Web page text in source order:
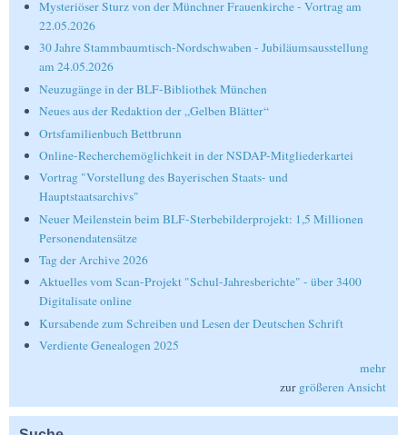
Mysteriöser Sturz von der Münchner Frauenkirche - Vortrag am
22.05.2026
30 Jahre Stammbaumtisch-Nordschwaben - Jubiläumsausstellung
am 24.05.2026
Neuzugänge in der BLF-Bibliothek München
Neues aus der Redaktion der „Gelben Blätter“
Ortsfamilienbuch Bettbrunn
Online-Recherchemöglichkeit in der NSDAP-Mitgliederkartei
Vortrag "Vorstellung des Bayerischen Staats- und
Hauptstaatsarchivs"
Neuer Meilenstein beim BLF-Sterbebilderprojekt: 1,5 Millionen
Personendatensätze
Tag der Archive 2026
Aktuelles vom Scan-Projekt "Schul-Jahresberichte" - über 3400
Digitalisate online
Kursabende zum Schreiben und Lesen der Deutschen Schrift
Verdiente Genealogen 2025
mehr
zur größeren Ansicht